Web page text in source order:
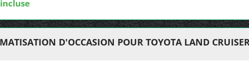
D'OCCASION POUR TOYOTA LAND